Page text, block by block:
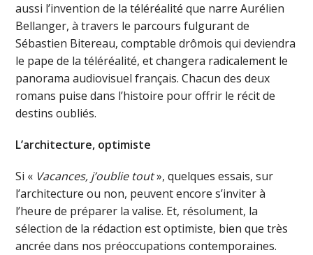
aussi l’invention de la téléréalité que narre Aurélien
Bellanger, à travers le parcours fulgurant de
Sébastien Bitereau, comptable drômois qui deviendra
le pape de la téléréalité, et changera radicalement le
panorama audiovisuel français. Chacun des deux
romans puise dans l’histoire pour offrir le récit de
destins oubliés.
L’architecture, optimiste
Si « Vacances, j’oublie tout», quelques essais, sur
l’architecture ou non, peuvent encore s’inviter à
l’heure de préparer la valise. Et, résolument, la
sélection de la rédaction est optimiste, bien que très
ancrée dans nos préoccupations contemporaines.